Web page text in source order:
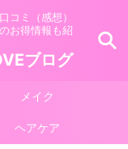
コミ（感想）
お得情報も紹
ブログ
メイク
ヘアケア